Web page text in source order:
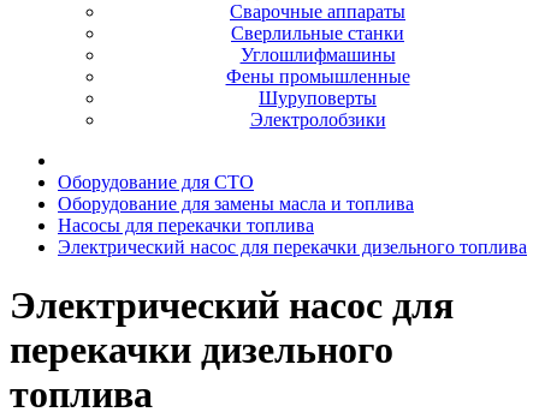
Сварочные аппараты
Сверлильные станки
Углошлифмашины
Фены промышленные
Шуруповерты
Электролобзики
Oбopудoвaниe для CTO
Oбopудoвaниe для зaмeны мacлa и топлива
Насосы для перекачки топлива
Электрический насос для перекачки дизельного топлива
Электрический насос для
перекачки дизельного
топлива